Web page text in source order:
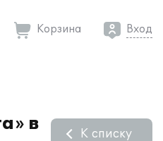
Корзина Вход
в
К списку